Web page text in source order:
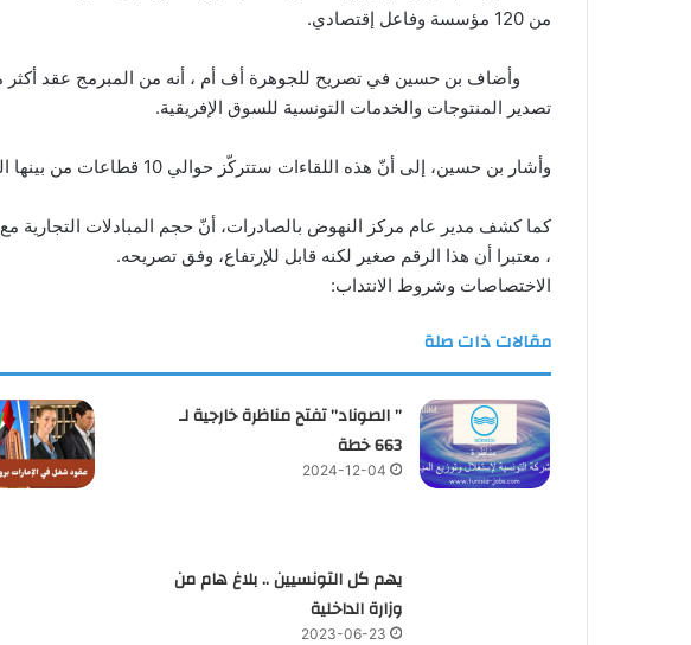
من 120 مؤسسة وفاعل إقتصادي.
تصدير المنتوجات والخدمات التونسية للسوق الإفريقية.
وأشار بن حسين، إلى أنّ هذه اللقاءات ستتركّز حوالي 10 قطاعات من بينها الصناعات الميكانيكية والمعملية والإلكترونية والمنتجات الفلاحية والخدمات.
، معتبرا أن هذا الرقم صغير لكنه قابل للإرتفاع، وفق تصريحه.
الاختصاصات وشروط الانتداب:
مقالات ذات صلة
” الصوناد” تفتح مناظرة خارجية لـ
663 خطة
2024-12-04
يهم كل التونسيين .. بلاغ هام من
وزارة الداخلية
2023-06-23